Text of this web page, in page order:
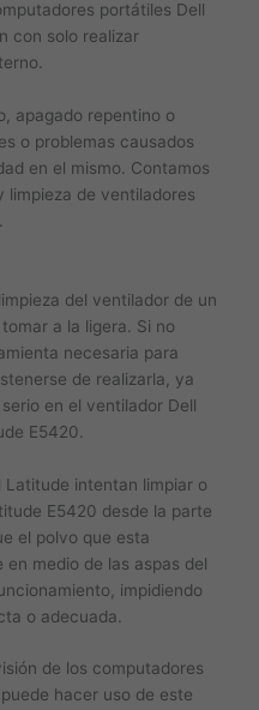
portátiles Dell
con solo realizar
apagado repentino o
o problemas causados
en el mismo. Contamos
limpieza de ventiladores
del ventilador de un
a la ligera. Si no
necesaria para
de realizarla, ya
en el ventilador Dell
E5420.
Latitude intentan limpiar o
E5420 desde la parte
el polvo que esta
en medio de las aspas del
impidiendo
o adecuada.
de los computadores
hacer uso de este